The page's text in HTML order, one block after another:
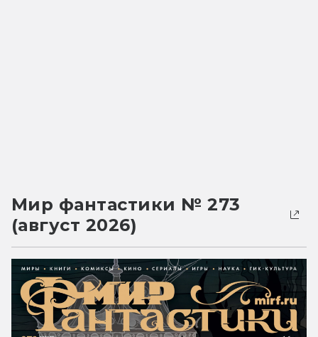
Мир фантастики № 273
(август 2026)